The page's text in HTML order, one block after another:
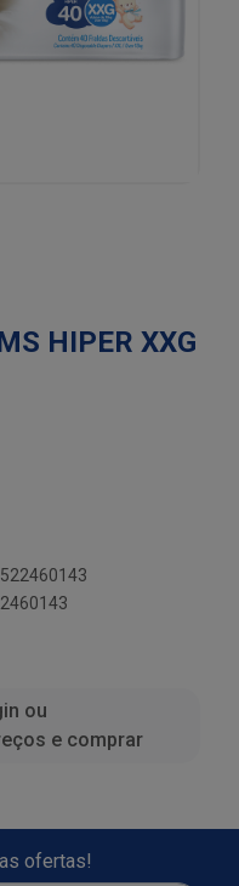
HIPER XXG
ou
e comprar
ofertas!